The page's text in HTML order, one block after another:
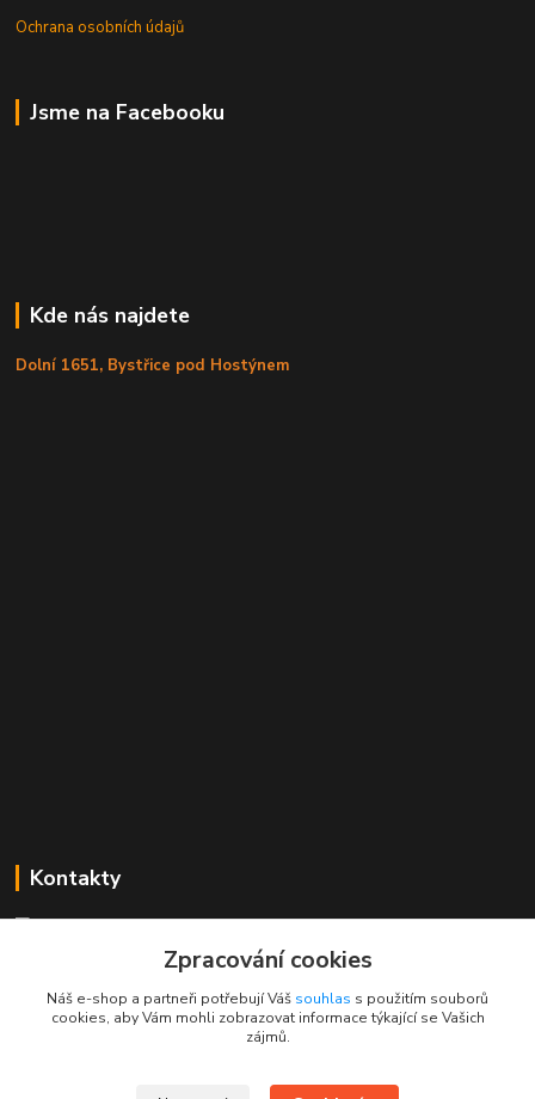
Ochrana osobních údajů
Jsme na Facebooku
Kde nás najdete
Dolní 1651, Bystřice pod Hostýnem
Kontakty
+420 725 613 837
info@rajklubicek.cz
Zpracování cookies
Náš e-shop a partneři potřebují Váš souhlas s použitím souborů
cookies, aby Vám mohli zobrazovat informace týkající se Vašich
zájmů.